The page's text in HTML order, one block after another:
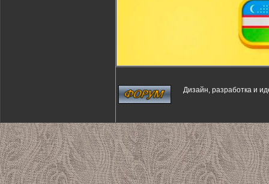
Дизайн, разработка и